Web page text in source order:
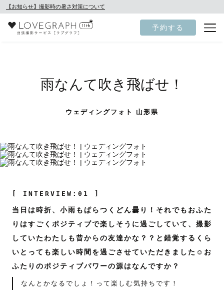
【お知らせ】撮影時の暑さ対策について
予約する
雨なんて吹き飛ばせ！
ウェディングフォト 山形県
[ INTERVIEW:01 ]
当日は時折、小雨もぱらつくどん曇り！それでもおふた
りはすごくポジティブで楽しそうに過ごしていて、撮影
していたわたしも昔からの友達かな？？と錯覚するくら
いとっても楽しい時間を過ごさせていただきました☺️お
ふたりのポジティブパワーの源はなんですか？
なんとかなるでしょ！って楽しむ気持ちです！